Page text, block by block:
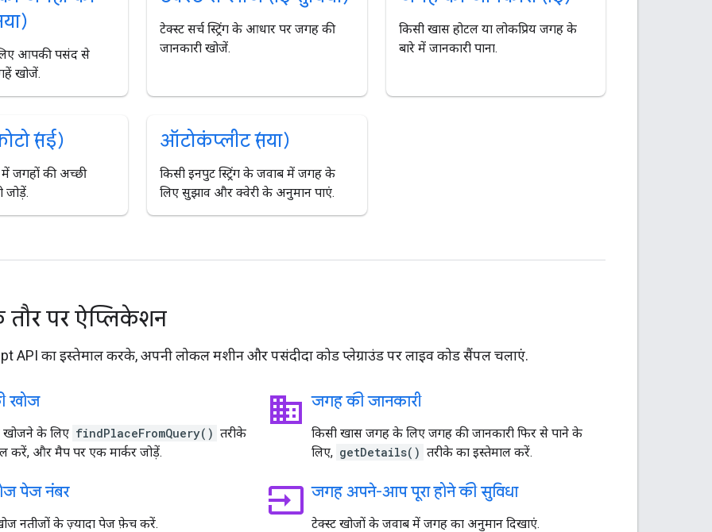
आपकी पसंद से
खोजें.
टेक्स्ट सर्च स्ट्रिंग के आधार पर जगह की
जानकारी खोजें.
किसी खास होटल या लोकप्रिय जगह के
बारे में जानकारी पाना.
(नई)
जगहों की अच्छी
जोड़ें.
ऑटोकंप्लीट (नया)
किसी इनपुट स्ट्रिंग के जवाब में जगह के
लिए सुझाव और क्वेरी के अनुमान पाएं.
तौर पर ऐप्लिकेशन
API का इस्तेमाल करके, अपनी लोकल मशीन और पसंदीदा कोड प्लेग्राउंड पर लाइव कोड सैंपल चलाएं.
खोज
खोजने के लिए findPlaceFromQuery() तरीके
करें, और मैप पर एक मार्कर जोड़ें.
business जगह की जानकारी
किसी खास जगह के लिए जगह की जानकारी फिर से पाने के
लिए, getDetails() तरीके का इस्तेमाल करें.
पेज नंबर
नतीजों के ज़्यादा पेज फ़ेच करें.
input जगह अपने-आप पूरा होने की सुविधा
टेक्स्ट खोजों के जवाब में जगह का अनुमान दिखाएं.